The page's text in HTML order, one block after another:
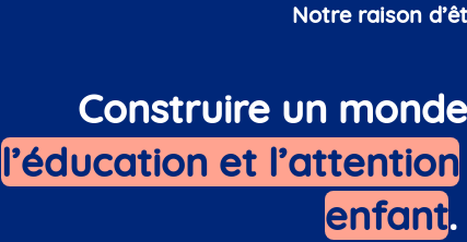
Notre raison
Construire un
l’éducation et l’attention
enfant.